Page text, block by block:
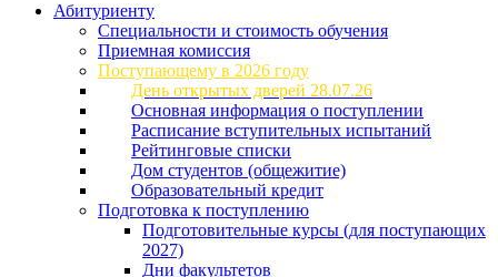
Абитуриенту
Специальности и стоимость обучения
Приемная комиссия
Поступающему в 2026 году
День открытых дверей 28.07.26
Основная информация о поступлении
Расписание вступительных испытаний
Рейтинговые списки
Дом студентов (общежитие)
Образовательный кредит
Подготовка к поступлению
Подготовительные курсы (для поступающих
2027)
Дни факультетов